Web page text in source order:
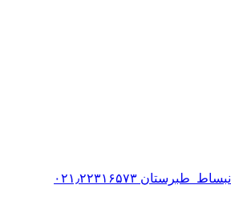
۰۲۱٫۲۲۳۱۶۵۷۳